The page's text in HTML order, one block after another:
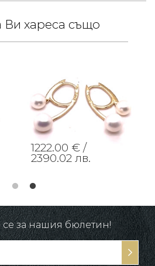
хареса също
1222.00 € /
2390.02 лв.
за нашия бюлетин!